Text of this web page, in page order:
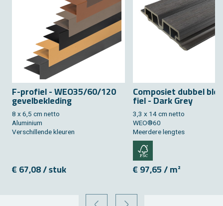
F-pro­fiel - WEO35/60/120
ge­vel­be­kle­ding
8 x 6,5 cm netto
Alu­mi­ni­um
Ver­schil­len­de kleu­ren
€ 67,08 / stuk
Com­po­siet dub­bel
fiel - Dark Grey
3,3 x 14 cm netto
WEO®60
Meer­de­re leng­tes
€ 97,65 / m²